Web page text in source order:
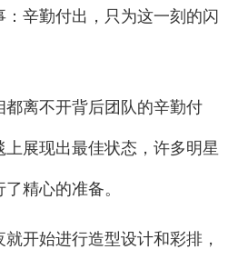
：辛勤付出，只为这一刻的闪
离不开背后团队的辛勤付
展现出最佳状态，许多明星
精心的准备。
开始进行造型设计和彩排，